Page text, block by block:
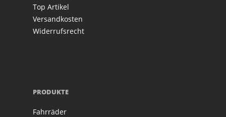
Top Artikel
Versandkosten
Widerrufsrecht
PRODUKTE
Fahrräder